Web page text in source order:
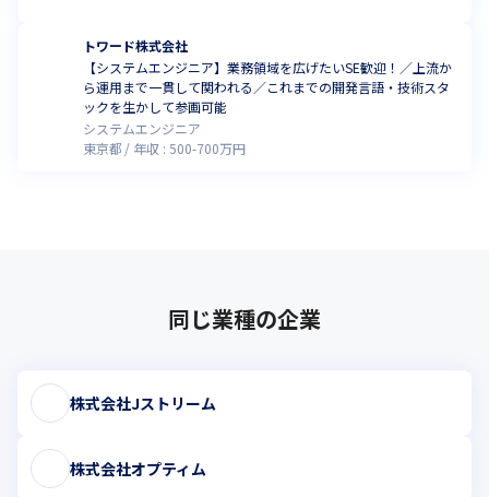
トワード株式会社
【システムエンジニア】業務領域を広げたいSE歓迎！／上流か
ら運用まで一貫して関われる／これまでの開発言語・技術スタ
ックを生かして参画可能
システムエンジニア
東京都
年収 : 500-700万円
同じ業種の企業
株式会社Jストリーム
株式会社オプティム